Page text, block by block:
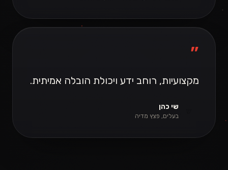
”
מקצועיות, רוחב ידע ויכולת הובלה אמיתית.
שי כהן
בעלים, פצץ מדיה